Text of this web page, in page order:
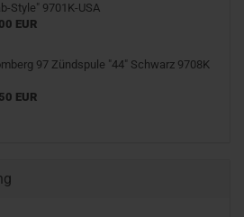
Style" 9701K-USA
EUR
97 Zündspule "44" Schwarz 9708K
EUR